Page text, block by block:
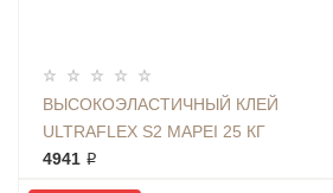
ВЫСОКОЭЛАСТИЧНЫЙ КЛЕЙ
ULTRAFLEX S2 MAPEI 25 КГ
СЕРЫЙ
4941 ₽